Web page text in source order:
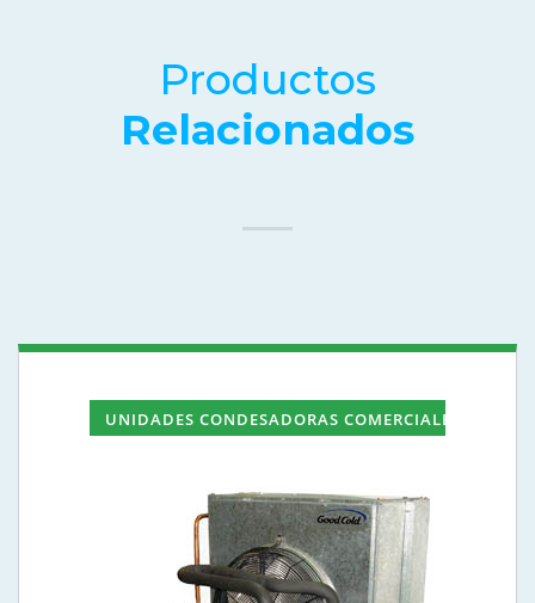
Productos
Relacionados
UNIDADES CONDESADORAS COMERCIALES